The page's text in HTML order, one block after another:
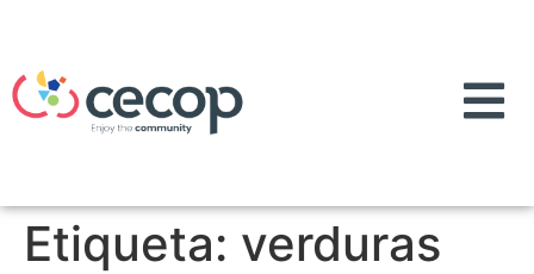
Etiqueta: verduras